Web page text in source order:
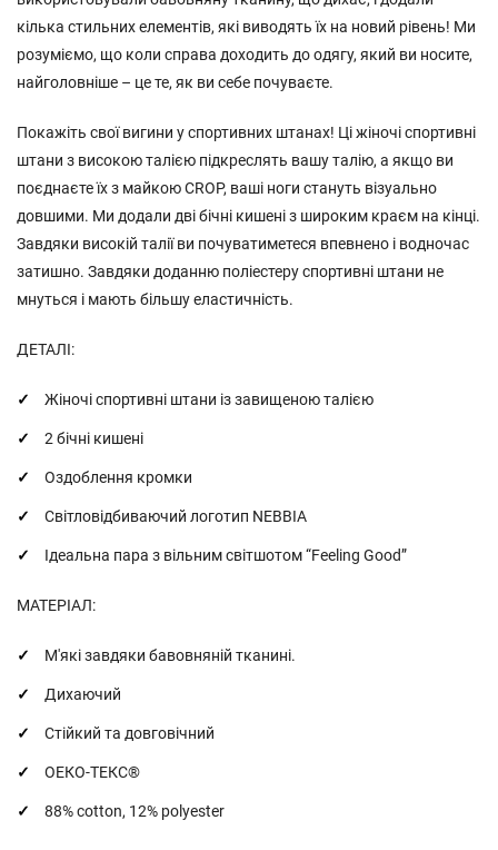
кілька стильних елементів, які виводять їх на новий рівень! Ми
розуміємо, що коли справа доходить до одягу, який ви носите,
найголовніше – це те, як ви себе почуваєте.
Покажіть свої вигини у спортивних штанах! Ці жіночі спортивні
штани з високою талією підкреслять вашу талію, а якщо ви
поєднаєте їх з майкою CROP, ваші ноги стануть візуально
довшими. Ми додали дві бічні кишені з широким краєм на кінці.
Завдяки високій талії ви почуватиметеся впевнено і водночас
затишно. Завдяки доданню поліестеру спортивні штани не
мнуться і мають більшу еластичність.
ДЕТАЛІ:
Жіночі спортивні штани із завищеною талією
2 бічні кишені
Оздоблення кромки
Світловідбиваючий логотип NEBBIA
Ідеальна пара з вільним світшотом “Feeling Good”
МАТЕРІАЛ:
М'які завдяки бавовняній тканині.
Дихаючий
Стійкий та довговічний
ОЕКО-ТЕКС®
88% cotton, 12% polyester